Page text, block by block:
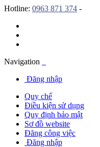
Hotline: 0963 871 374 -
Navigation
Đăng nhập
Quy chế
Điều kiện sử dụng
Quy định bảo mật
Sơ đồ website
Đăng công việc
Đăng nhập